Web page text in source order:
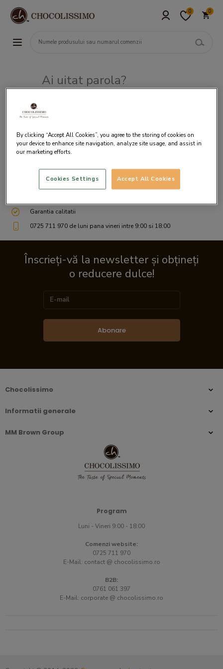
0 0
Ai uitat parola?
Livrare gratuita incepand cu 200 lei
Garantia calitatii
0725 711 970 de luni pana vineri intre 9:00 si 18:00
Înscrieți-vă la newsletter și obțineți
o reducere dulce!
Abonare
Chocolissimo
Informatii generale
MM Brown Group
Program
Luni - Vineri 9:00 - 18:00
Comenzi website:
0725 711 970
E-Mail: contact @ chocolissimo.ro
B2B:
0761 061 397
E-Mail: corporate @ chocolissimo.ro
By clicking “Accept All Cookies”, you agree to the storing of cookies on
your device to enhance site navigation, analyze site usage, and assist in
our marketing efforts.
Accept All Cookies
Cookies Settings